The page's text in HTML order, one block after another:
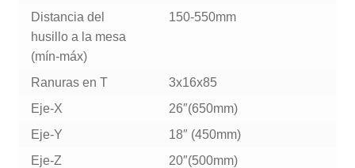
Distancia del
husillo a la mesa
(mín-máx)
150-550mm
Ranuras en T
3x16x85
Eje-X
26″(650mm)
Eje-Y
18″ (450mm)
Eje-Z
20″(500mm)